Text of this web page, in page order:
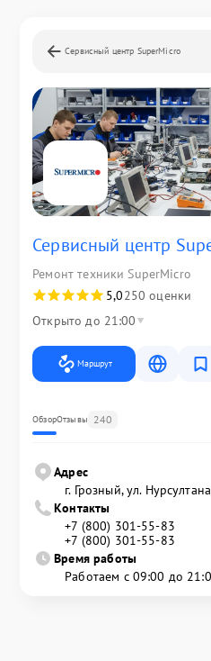
Сервисный центр SuperMicro
Сервисный центр
Ремонт техники SuperMicro
5,0250 оценки
Открыто до 21:00
Маршрут
ОбзорОтзывы 240
Адрес
г. Грозный, ул.
Контакты
+7 (800) 301-55-83
+7 (800) 301-55-83
Время работы
Работаем с 09:00 до